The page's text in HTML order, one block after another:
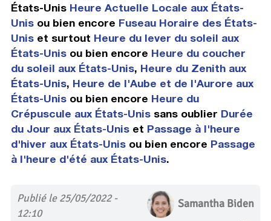
États-Unis Heure Actuelle Locale aux États-
Unisou bien encore Fuseau Horaire des États-
Uniset surtout Heure du lever du soleil aux
États-Unisou bien encore Heure du coucher
du soleil aux États-Unis, Heure du Zenith aux
États-Unis, Heure de l'Aube et de l'Aurore aux
États-Unisou bien encore Heure du
Crépuscule aux États-Unissans oublier Durée
du Jour aux États-Uniset Passage à l'heure
d'hiver aux États-Unisou bien encore Passage
à l'heure d'été aux États-Unis.
Publié le 25/05/2022 -
12:10
Samantha Biden